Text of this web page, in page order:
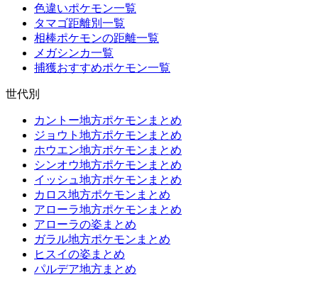
色違いポケモン一覧
タマゴ距離別一覧
相棒ポケモンの距離一覧
メガシンカ一覧
捕獲おすすめポケモン一覧
世代別
カントー地方ポケモンまとめ
ジョウト地方ポケモンまとめ
ホウエン地方ポケモンまとめ
シンオウ地方ポケモンまとめ
イッシュ地方ポケモンまとめ
カロス地方ポケモンまとめ
アローラ地方ポケモンまとめ
アローラの姿まとめ
ガラル地方ポケモンまとめ
ヒスイの姿まとめ
パルデア地方まとめ